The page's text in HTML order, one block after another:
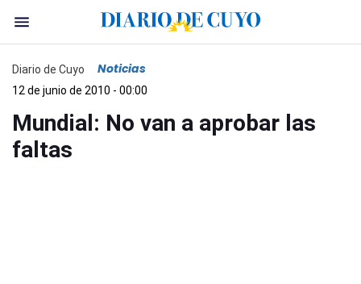
Diario de Cuyo Noticias
12 de junio de 2010 - 00:00
Mundial: No van a aprobar las
faltas